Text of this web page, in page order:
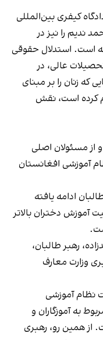
کیفری بین‌المللی
ندیم را نیز در
است. استدلال حقوقی
عالی، در
که زنان را بر مبنای
کرده است، نقش
از مسئولان اصلی
آموزشی افغانستان
ادامه یافته
دختران بالاتر
رهبر طالبان،
وزارت معارف
نظام آموزشی
به آموزگاران و
همین رو، رهبری